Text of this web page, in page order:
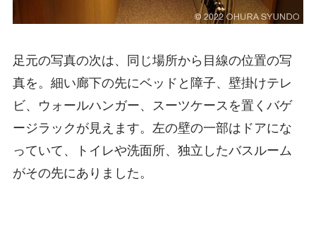
足元の写真の次は、同じ場所から目線の位置の写
真を。細い廊下の先にベッドと障子、壁掛けテレ
ビ、ウォールハンガー、スーツケースを置くバゲ
ージラックが見えます。左の壁の一部はドアにな
っていて、トイレや洗面所、独立したバスルーム
がその先にありました。